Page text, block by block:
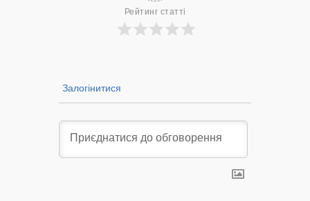
Рейтинг статті
Залогінитися